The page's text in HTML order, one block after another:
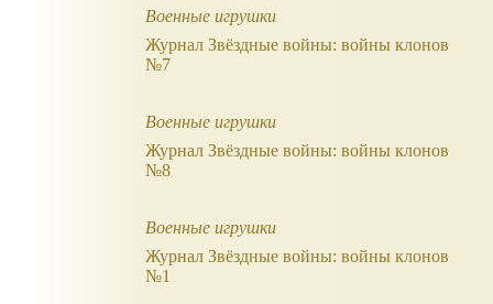
Военные игрушки
Журнал Звёздные войны: войны клонов
№7
Военные игрушки
Журнал Звёздные войны: войны клонов
№8
Военные игрушки
Журнал Звёздные войны: войны клонов
№1